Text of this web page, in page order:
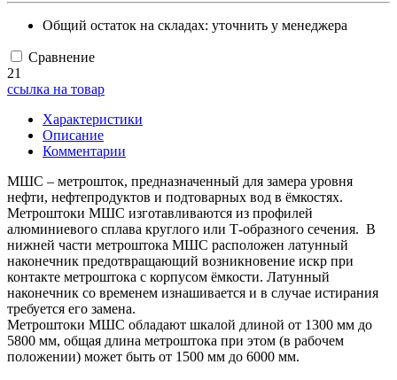
Общий остаток на складах: уточнить у менеджера
Сравнение
21
ссылка на товар
Характеристики
Описание
Комментарии
МШС – метрошток, предназначенный для замера уровня
нефти, нефтепродуктов и подтоварных вод в ёмкостях.
Метроштоки МШС изготавливаются из профилей
алюминиевого сплава круглого или Т-образного сечения. В
нижней части метроштока МШС расположен латунный
наконечник предотвращающий возникновение искр при
контакте метроштока с корпусом ёмкости. Латунный
наконечник со временем изнашивается и в случае истирания
требуется его замена.
Метроштоки МШС обладают шкалой длиной от 1300 мм до
5800 мм, общая длина метроштока при этом (в рабочем
положении) может быть от 1500 мм до 6000 мм.